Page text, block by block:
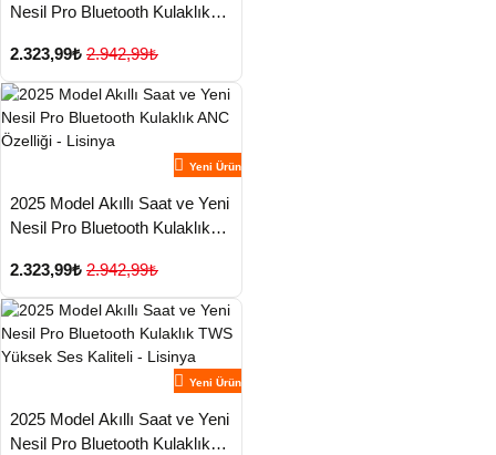
Nesil Pro Bluetooth Kulaklık
2.323,99₺ 2.942,99₺
Yeni Ürün
2025 Model Akıllı Saat ve Yeni
Nesil Pro Bluetooth Kulaklık
2.323,99₺ 2.942,99₺
Yeni Ürün
2025 Model Akıllı Saat ve Yeni
Nesil Pro Bluetooth Kulaklık